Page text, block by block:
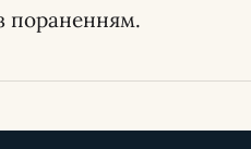
пораненням.